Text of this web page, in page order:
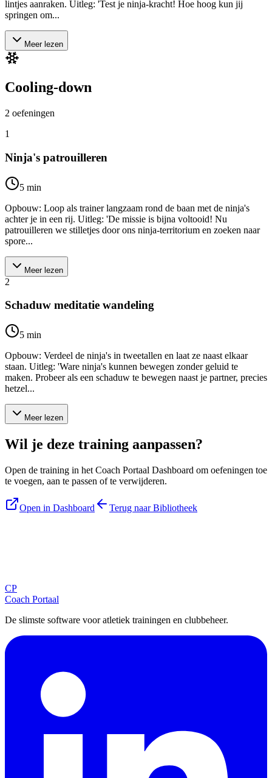
lintjes aanraken. Uitleg: 'Test je ninja-kracht! Hoe hoog kun jij
springen om...
Meer lezen
Cooling-down
2 oefeningen
1
Ninja's patrouilleren
5 min
Opbouw: Loop als trainer langzaam rond de baan met de ninja's
achter je in een rij. Uitleg: 'De missie is bijna voltooid! Nu
patrouilleren we stilletjes door ons ninja-territorium en zoeken naar
spore...
Meer lezen
2
Schaduw meditatie wandeling
5 min
Opbouw: Verdeel de ninja's in tweetallen en laat ze naast elkaar
staan. Uitleg: 'Ware ninja's kunnen bewegen zonder geluid te
maken. Probeer als een schaduw te bewegen naast je partner, precies
hetzel...
Meer lezen
Wil je deze training aanpassen?
Open de training in het Coach Portaal Dashboard om oefeningen toe
te voegen, aan te passen of te verwijderen.
Open in Dashboard Terug naar Bibliotheek
CP
Coach Portaal
De slimste software voor atletiek trainingen en clubbeheer.